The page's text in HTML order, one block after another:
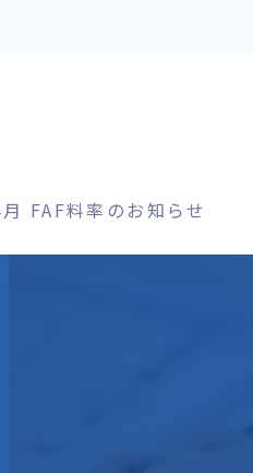
FAF料率のお知らせ